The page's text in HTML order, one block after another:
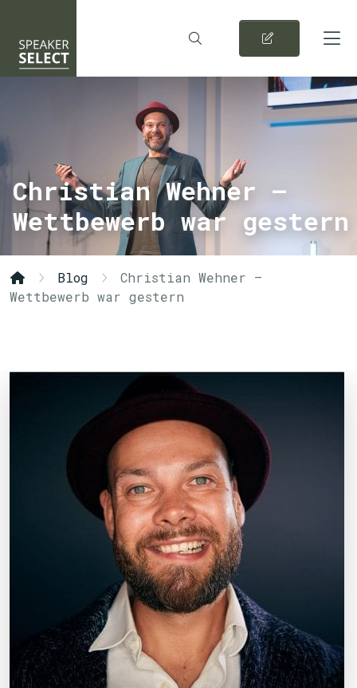
Christian Wehner –
Wettbewerb war gestern
Blog
Christian Wehner –
Wettbewerb war gestern